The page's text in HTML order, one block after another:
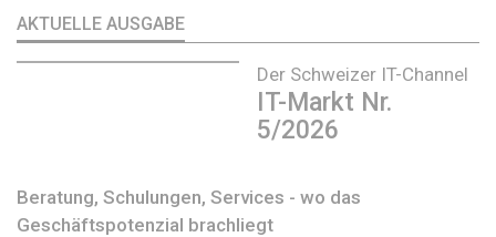
AKTUELLE AUSGABE
Der Schweizer IT-Channel
IT-Markt Nr.
5/2026
Beratung, Schulungen, Services - wo das
Geschäftspotenzial brachliegt